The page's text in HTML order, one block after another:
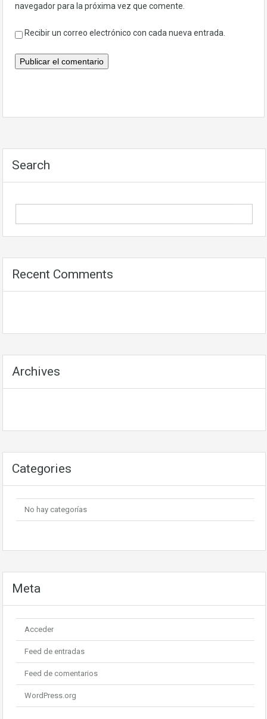
navegador para la próxima vez que comente.
Recibir un correo electrónico con cada nueva entrada.
Search
Recent Comments
Archives
Categories
No hay categorías
Meta
Acceder
Feed de entradas
Feed de comentarios
WordPress.org